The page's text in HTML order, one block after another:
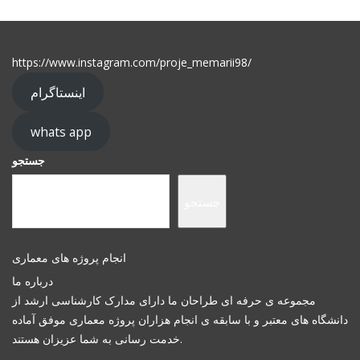
https://www.instagram.com/proje_memarii98/
اینستاگرام
whats app
جستجو
انجام پروژه های معماری
درباره ما
مجموعه ی حرفه ای طراحان ما دارای مدارک کارشناسی ارشد از
دانشگاه های معتبر و با سابقه ی انجام هزاران پروژه معماری موفق آماده
خدمت رسانی به شما عزیزان هستند.